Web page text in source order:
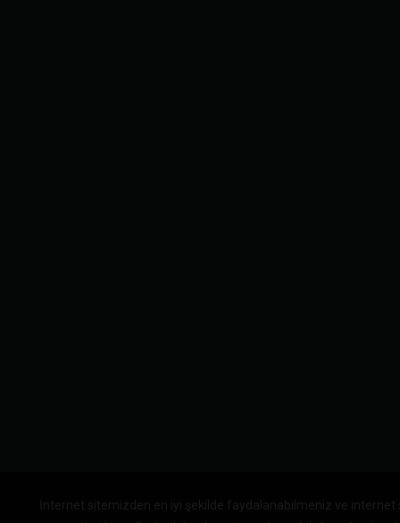
İnternet sitemizden en iyi şekilde faydalanabilmeniz ve internet